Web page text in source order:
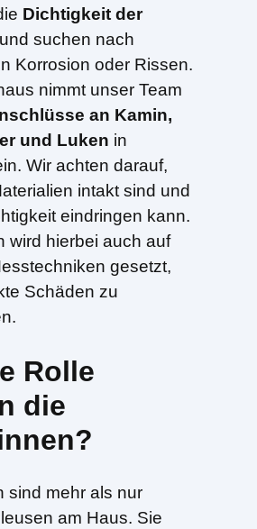
Dichtigkeit der
und suchen nach
Korrosion oder Rissen.
nimmt unser Team
an Kamin,
und Luken in
Wir achten darauf,
intakt sind und
eindringen kann.
wird hierbei auch auf
gesetzt,
Schäden zu
Rolle
die
sind mehr als nur
am Haus. Sie